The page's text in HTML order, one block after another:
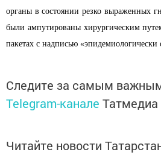
органы в состоянии резко выраженных
были ампутированы хирургическим
пакетах с надписью «эпидемиологически
Следите за самым
Telegram-канале Татмедиа
Читайте новости